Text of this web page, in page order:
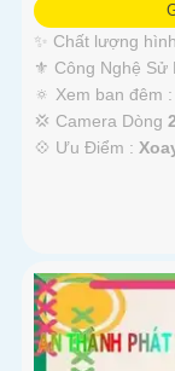
✨ Chất lượng
⚜️ Công Nghệ Sử
🔅 Xem ban đêm :
💢 Camera Dòng
️💠 Ưu Điểm :